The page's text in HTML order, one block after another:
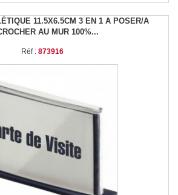
11.5X6.5CM 3 EN 1 A POSER/A
AU MUR 100%...
Réf : 873916